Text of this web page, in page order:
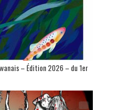
– Édition 2026 – du 1er